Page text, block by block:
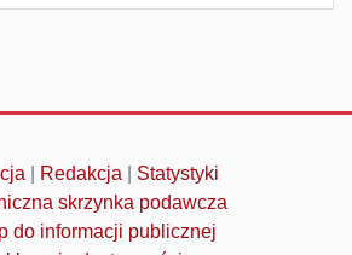
Redakcja
Statystyki
skrzynka podawcza
do informacji publicznej